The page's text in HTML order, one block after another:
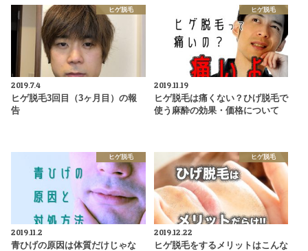
ヒゲ脱毛
2019.7.4
ヒゲ脱毛3回目（3ヶ月目）の報
告
ヒゲ脱毛
2019.11.19
ヒゲ脱毛は痛くない？ひげ脱毛で
使う麻酔の効果・価格について
ヒゲ脱毛
2019.11.2
青ひげの原因は体質だけじゃな
ヒゲ脱毛
2019.12.22
ヒゲ脱毛をするメリットはこんな